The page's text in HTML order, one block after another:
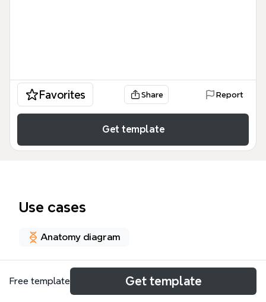
Favorites Share Report
Get template
Use cases
Anatomy diagram
About
Free template Get template